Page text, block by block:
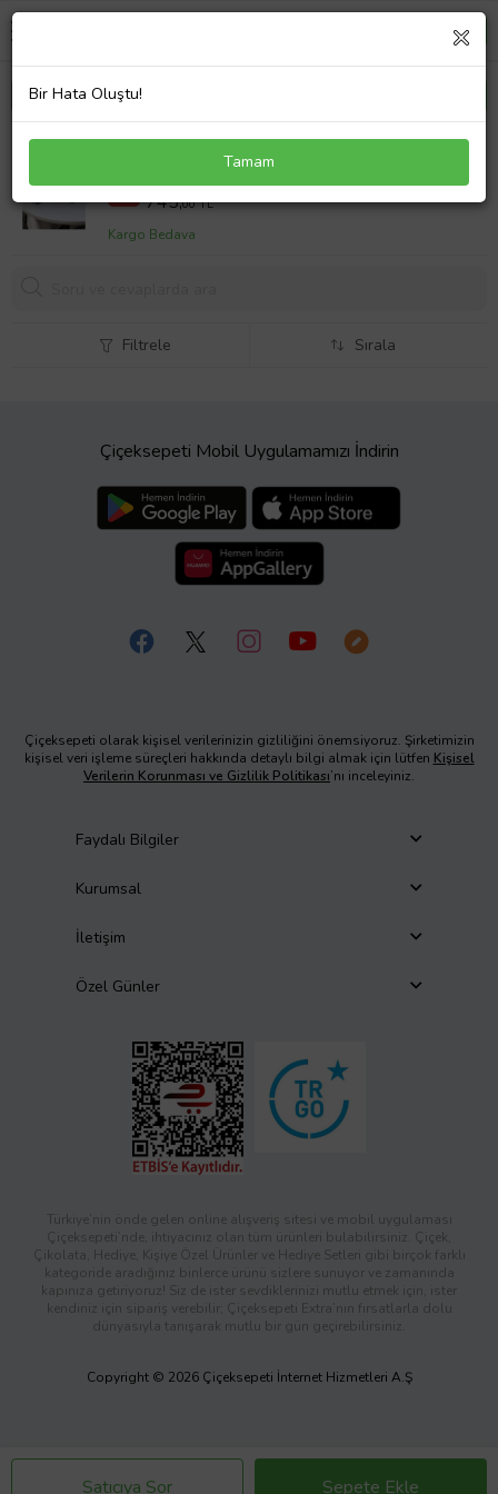
Pembe Sevimli Kedi Patileri Fotoğraf Not Tutacak
Seti 4lü Pati Ofis Masası Hediyelik
%32 1100,00 TL
745,00 TL
Kargo Bedava
Satıcıya Sor Sepete Ekle
Filtrele Sırala
Çiçeksepeti Mobil Uygulamamızı İndirin
Çiçeksepeti olarak kişisel verilerinizin gizliliğini önemsiyoruz. Şirketimizin
kişisel veri işleme süreçleri hakkında detaylı bilgi almak için lütfen Kişisel
Verilerin Korunması ve Gizlilik Politikası’nı inceleyiniz.
Faydalı Bilgiler
Kurumsal
İletişim
Özel Günler
Türkiye’nin önde gelen online alışveriş sitesi ve mobil uygulaması
Çiçeksepeti’nde, ihtiyacınız olan tüm ürünleri bulabilirsiniz. Çiçek,
Çikolata, Hediye, Kişiye Özel Ürünler ve Hediye Setleri gibi birçok farklı
kategoride aradığınız binlerce ürünü sizlere sunuyor ve zamanında
kapınıza getiriyoruz! Siz de ister sevdiklerinizi mutlu etmek için, ister
kendiniz için sipariş verebilir; Çiçeksepeti Extra’nın fırsatlarla dolu
dünyasıyla tanışarak mutlu bir gün geçirebilirsiniz.
Copyright © 2026 Çiçeksepeti İnternet Hizmetleri A.Ş
Bir Hata Oluştu!
Tamam